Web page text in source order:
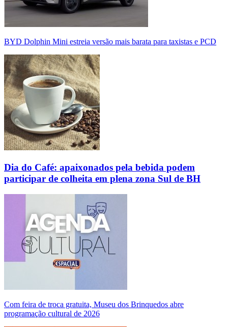
BYD Dolphin Mini estreia versão mais barata para taxistas e PCD
Dia do Café: apaixonados pela bebida podem
participar de colheita em plena zona Sul de BH
Com feira de troca gratuita, Museu dos Brinquedos abre
programação cultural de 2026